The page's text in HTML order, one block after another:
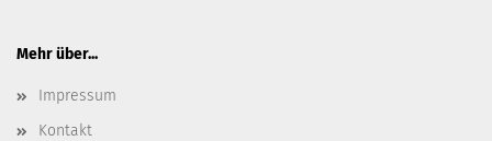
Mehr über...
Impressum
Kontakt